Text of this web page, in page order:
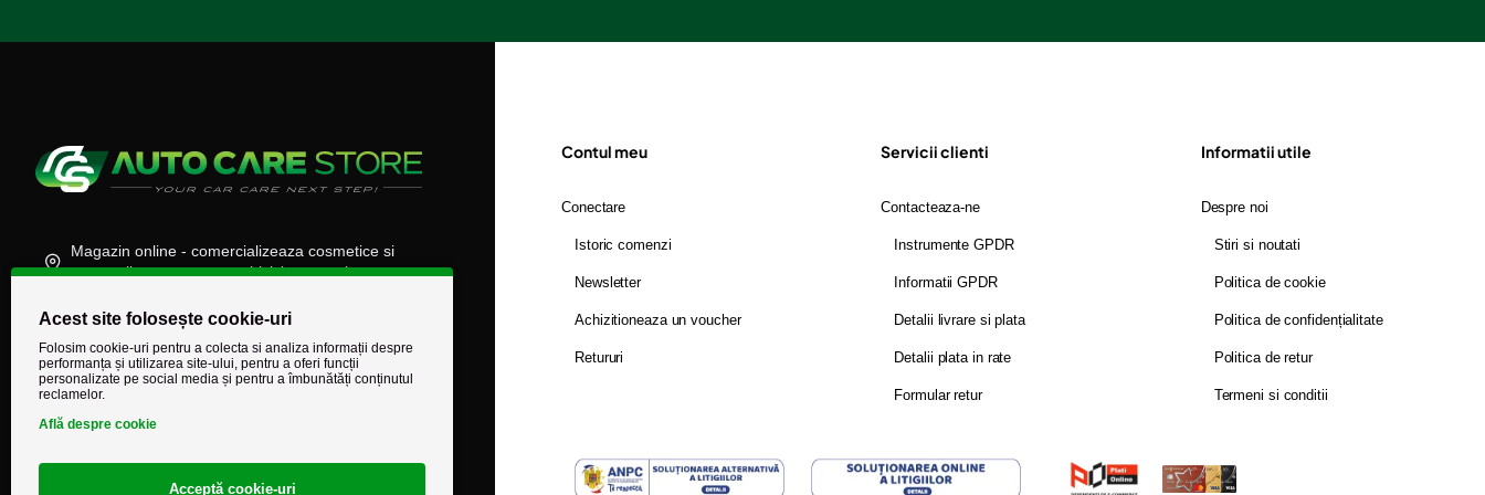
Magazin online - comercializeaza cosmetice si
accesorii auto, moto, atv, biciclete, camioane
(+40) 745 848 890
comenzi@autocarestore.ro
Contul meu
Conectare
Istoric comenzi
Newsletter
Achizitioneaza un voucher
Retururi
Servicii clienti
Contacteaza-ne
Instrumente GPDR
Informatii GPDR
Detalii livrare si plata
Detalii plata in rate
Formular retur
Informatii utile
Despre noi
Stiri si noutati
Politica de cookie
Politica de confidențialitate
Politica de retur
Termeni si conditii
Acest site folosește cookie-uri
Folosim cookie-uri pentru a colecta si analiza informații despre
performanța și utilizarea site-ului, pentru a oferi funcții
personalizate pe social media și pentru a îmbunătăți conținutul
reclamelor.
Află despre cookie
Acceptă cookie-uri